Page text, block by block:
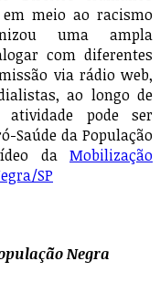
em meio ao racismo
uma ampla
com diferentes
via rádio web,
ao longo de
pode ser
Saúde da População
da Mobilização
SP
Negra